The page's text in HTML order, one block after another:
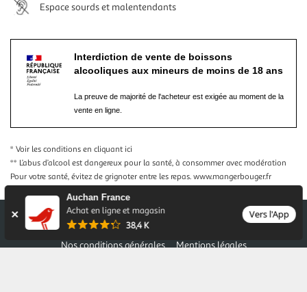
Auchan France
Achat en ligne et magasin
38,4 K
Vers l'App
Espace sourds et malentendants
Interdiction de vente de boissons
alcooliques aux mineurs de moins de 18 ans
La preuve de majorité de l'acheteur est exigée au moment de la
vente en ligne.
* Voir les conditions en cliquant ici
** L’abus d’alcool est dangereux pour la santé, à consommer avec modération
Pour votre santé, évitez de grignoter entre les repas. www.mangerbouger.fr
Nos conditions générales
Mentions légales